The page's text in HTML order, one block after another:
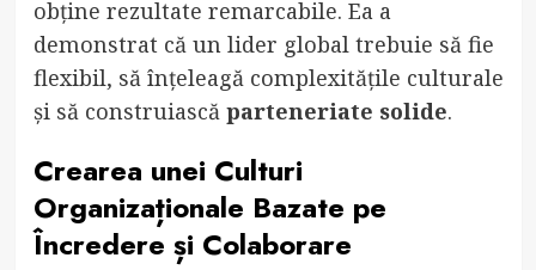
obține rezultate remarcabile. Ea a
demonstrat că un lider global trebuie să fie
flexibil, să înțeleagă complexitățile culturale
și să construiască parteneriate solide.
Crearea unei Culturi
Organizaționale Bazate pe
Încredere și Colaborare